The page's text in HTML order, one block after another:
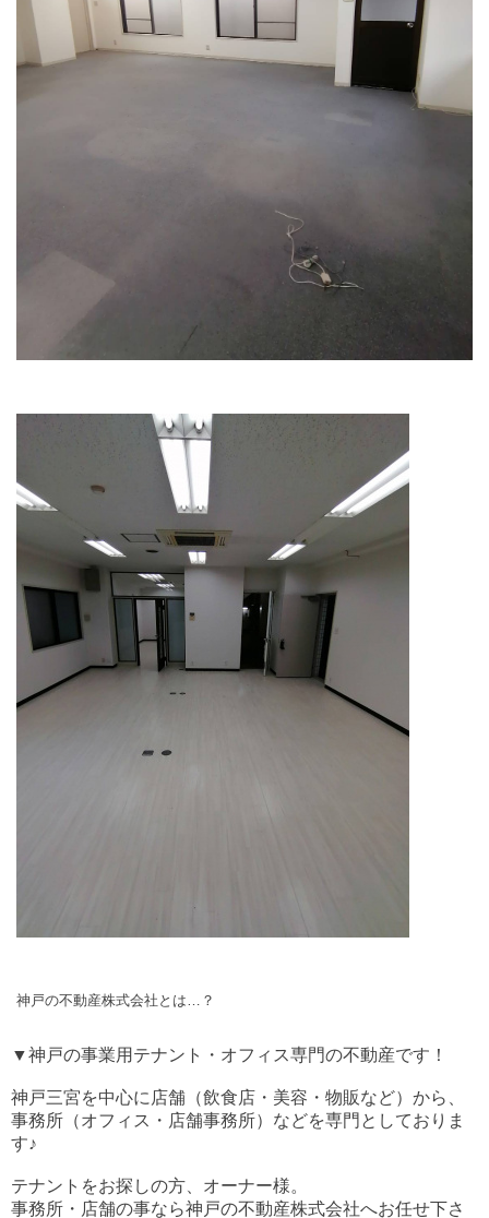
神戸の不動産株式会社とは…？
▼神戸の事業用テナント・オフィス専門の不動産です！
神戸三宮を中心に店舗（飲食店・美容・物販など）から、
事務所（オフィス・店舗事務所）などを専門としておりま
す♪
テナントをお探しの方、オーナー様。
事務所・店舗の事なら神戸の不動産株式会社へお任せ下さ